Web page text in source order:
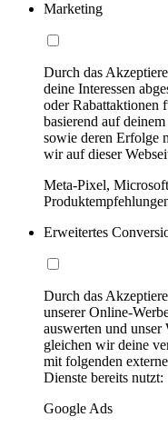
Marketing
Durch das
deine Interessen
oder Rabattaktionen
basierend auf
sowie deren Erfolge
wir auf dieser
Meta-Pixel,
Erweitertes
Durch das
unserer Online-
auswerten und unser
gleichen wir deine
mit folgenden
Dienste bereits nutzt:
Google Ads